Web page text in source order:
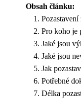
Obsah článku:
Pro koho je
Jaké jsou
Jaké jsou
Jak
Potřebné
Délka